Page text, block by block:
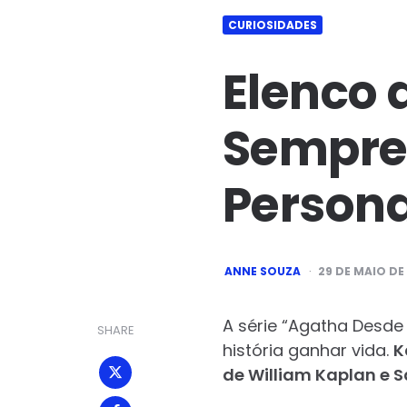
CURIOSIDADES
Elenco
POSTED
BY
ANNE SOUZA 29 DE MAIO
SHARE
A série “Agatha
história ganhar vida.
de William Kaplan e